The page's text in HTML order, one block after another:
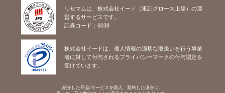
リセマムは、株式会社イード（東証グロース上場）の運
営するサービスです。
証券コード：6038
株式会社イードは、個人情報の適切な取扱いを行う事業
者に対して付与されるプライバシーマークの付与認定を
受けています。
紹介した商品/サービスを購入、契約した場合に、